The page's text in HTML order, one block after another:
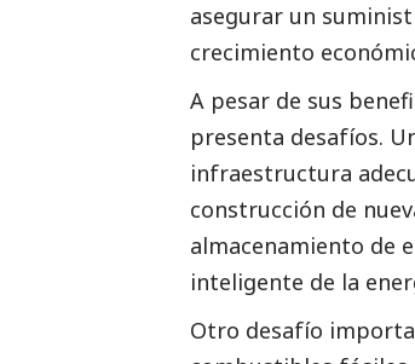
asegurar un
crecimiento
A pesar de sus
presenta desafíos.
infraestructura
construcción de
almacenamiento de
inteligente de la
Otro desafío